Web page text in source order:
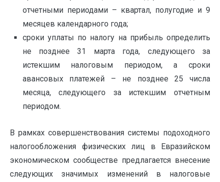
отчетными периодами – квартал, полугодие и 9
месяцев календарного года;
сроки уплаты по налогу на прибыль определить
не позднее 31 марта года, следующего за
истекшим налоговым периодом, а сроки
авансовых платежей – не позднее 25 числа
месяца, следующего за истекшим отчетным
периодом.
В рамках совершенствования системы подоходного
налогообложения физических лиц в Евразийском
экономическом сообществе предлагается внесение
следующих значимых изменений в налоговые